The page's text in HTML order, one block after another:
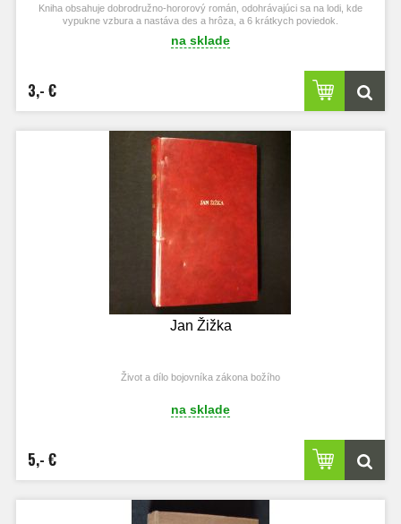
Kniha obsahuje dobrodružno-hororový román, odohrávajúci sa na lodi, kde
vypukne vzbura a nastáva des a hrôza, a 6 krátkych poviedok.
na sklade
3,- €
Jan Žižka
Život a dílo bojovníka zákona božího
na sklade
5,- €